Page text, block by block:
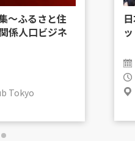
〜ふるさと住
係人口ビジネ
Tokyo